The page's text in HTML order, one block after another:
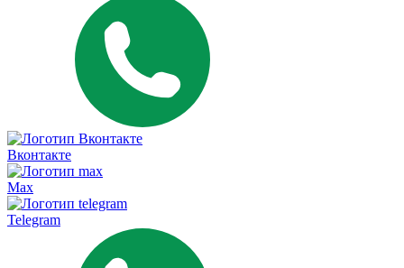
Вконтакте
Max
Telegram